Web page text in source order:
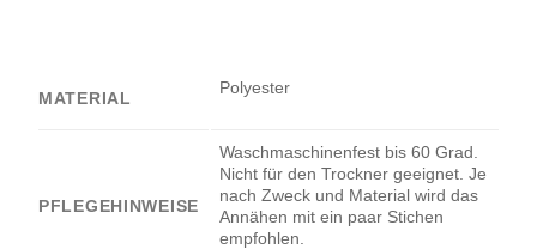
MATERIAL
Polyester
PFLEGEHINWEISE
Waschmaschinenfest bis 60 Grad.
Nicht für den Trockner geeignet. Je
nach Zweck und Material wird das
Annähen mit ein paar Stichen
empfohlen.